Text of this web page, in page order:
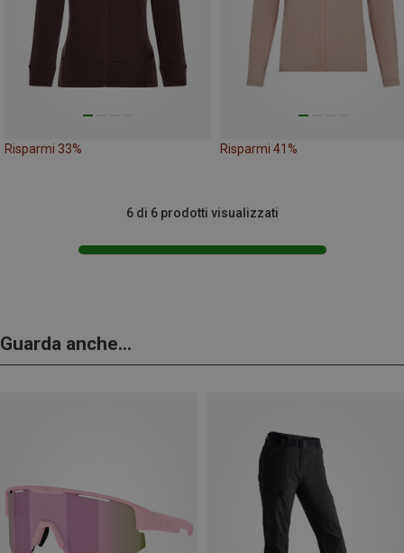
Risparmi 33% Risparmi 41%
6 di 6 prodotti visualizzati
Guarda anche...